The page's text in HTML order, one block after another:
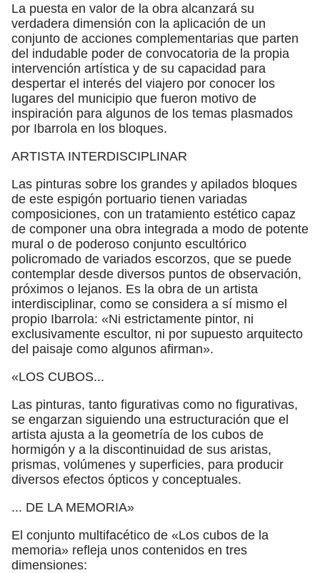
La puesta en valor de la obra alcanzará su
verdadera dimensión con la aplicación de un
conjunto de acciones complementarias que parten
del indudable poder de convocatoria de la propia
intervención artística y de su capacidad para
despertar el interés del viajero por conocer los
lugares del municipio que fueron motivo de
inspiración para algunos de los temas plasmados
por Ibarrola en los bloques.
ARTISTA INTERDISCIPLINAR
Las pinturas sobre los grandes y apilados bloques
de este espigón portuario tienen variadas
composiciones, con un tratamiento estético capaz
de componer una obra integrada a modo de potente
mural o de poderoso conjunto escultórico
policromado de variados escorzos, que se puede
contemplar desde diversos puntos de observación,
próximos o lejanos. Es la obra de un artista
interdisciplinar, como se considera a sí mismo el
propio Ibarrola: «Ni estrictamente pintor, ni
exclusivamente escultor, ni por supuesto arquitecto
del paisaje como algunos afirman».
«LOS CUBOS...
Las pinturas, tanto figurativas como no figurativas,
se engarzan siguiendo una estructuración que el
artista ajusta a la geometría de los cubos de
hormigón y a la discontinuidad de sus aristas,
prismas, volúmenes y superficies, para producir
diversos efectos ópticos y conceptuales.
... DE LA MEMORIA»
El conjunto multifacético de «Los cubos de la
memoria» refleja unos contenidos en tres
dimensiones: